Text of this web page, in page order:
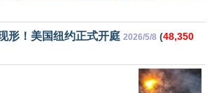
形！美国纽约正式开庭 2026/5/8 (48,350